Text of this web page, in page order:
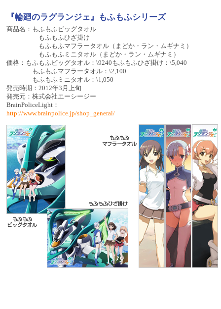
『輪廻のラグランジェ』もふもふシリーズ
商品名：もふもふビッグタオル
もふもふひざ掛け
もふもふマフラータオル（まどか・ラン・ムギナミ）
もふもふミニタオル（まどか・ラン・ムギナミ）
価格：もふもふビッグタオル：\9240もふもふひざ掛け：\5,040
もふもふマフラータオル：\2,100
もふもふミニタオル：\1,050
発売時期：2012年3月上旬
発売元：株式会社エーシージー
BrainPoliceLight：
http://www.brainpolice.jp/shop_general/